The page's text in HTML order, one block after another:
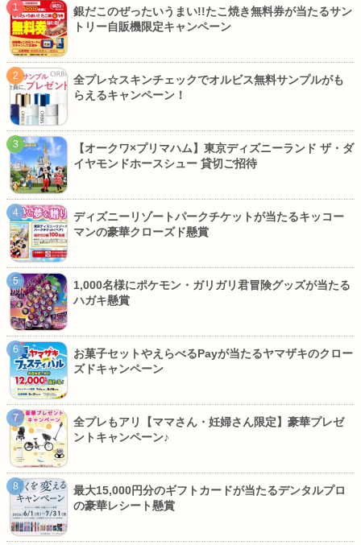
銀だこのぜったいうまい!!たこ焼き無料券が当たるサン
トリー自販機限定キャンペーン
全プレ☆スキンチェックでオルビス無料サンプルがも
らえるキャンペーン！
【オークワ×プリマハム】東京ディズニーランド ザ・ダ
イヤモンドホースシュー 貸切ご招待
ディズニーリゾートパークチケットが当たるキッコー
マンの豪華クローズド懸賞
1,000名様にポケモン・ガリガリ君冒険グッズが当たる
ハガキ懸賞
お菓子セットやえらべるPayが当たるヤマザキのクロー
ズドキャンペーン
全プレもアリ【ママさん・妊婦さん限定】豪華プレゼ
ントキャンペーン♪
最大15,000円分のギフトカードが当たるデンタルプロ
の豪華レシート懸賞